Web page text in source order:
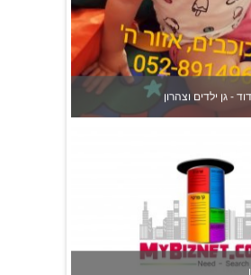
- גן ילדים וצהרון